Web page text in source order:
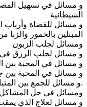
و مسائل في تسهيل
الشيطانية
و مسائل للقضاة وأرباب
المبتلين بالخمور
ومسائل لجلب الزبون
و مسائل لجلب الرزق في
و مسائل في المحبة بين
و مسائل في المحبة بين
.و مسائل للجمع بين
ومسائل في حل المشاكل
و مسائل لعلاج الذي